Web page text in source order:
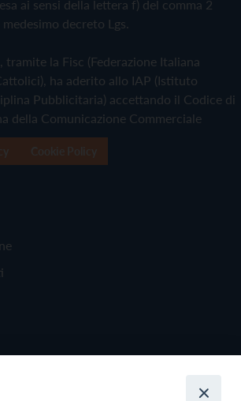
ai sensi della lettera f) del comma 2
decreto Lgs.
tramite la Fisc (Federazione Italiana
ha aderito allo IAP (Istituto
Pubblicitaria) accettando il Codice di
della Comunicazione Commerciale